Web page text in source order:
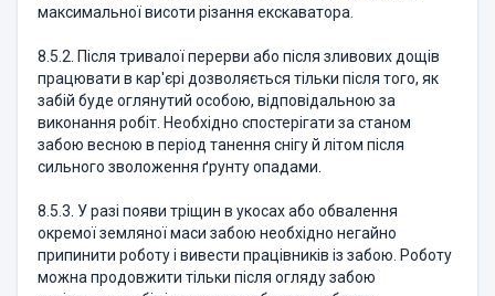
максимальної висоти різання екскаватора.
8.5.2. Після тривалої перерви або після зливових дощів
працювати в кар'єрі дозволяється тільки після того, як
забій буде оглянутий особою, відповідальною за
виконання робіт. Необхідно спостерігати за станом
забою весною в період танення снігу й літом після
сильного зволоження ґрунту опадами.
8.5.3. У разі появи тріщин в укосах або обвалення
окремої земляної маси забою необхідно негайно
припинити роботу і вивести працівників із забою. Роботу
можна продовжити тільки після огляду забою